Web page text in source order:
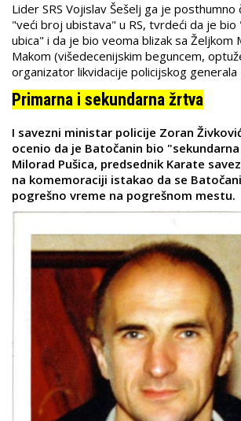
Lider SRS Vojislav Šešelj ga je posthumno
"veći broj ubistava" u RS, tvrdeći da je bio
ubica" i da je bio veoma blizak sa Željkom
Makom (višedecenijskim beguncem,
organizator likvidacije policijskog generala
Primarna i sekundarna žrtva
I savezni ministar policije Zoran
ocenio da je Batočanin bio
Milorad Pušica, predsednik Karate
na komemoraciji istakao da se
pogrešno vreme na pogrešnom mestu.